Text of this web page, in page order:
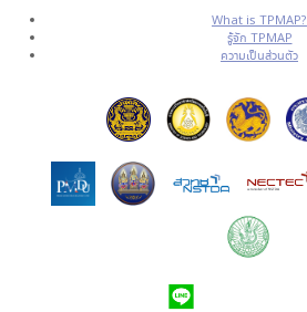
What is TPMAP?
รู้จัก TPMAP
ความเป็นส่วนตัว